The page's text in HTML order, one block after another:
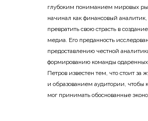
глубоким пониманием мировых
начинал как финансовый
превратить свою страсть в
медиа. Его преданность
предоставлению честной
формированию команды одаренных
Петров известен тем, что стоит за
и образованием аудитории, чтобы
мог принимать обоснованные